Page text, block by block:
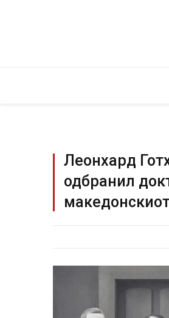
Леонхард
одбранилУште двајца
во главниот
завиткан